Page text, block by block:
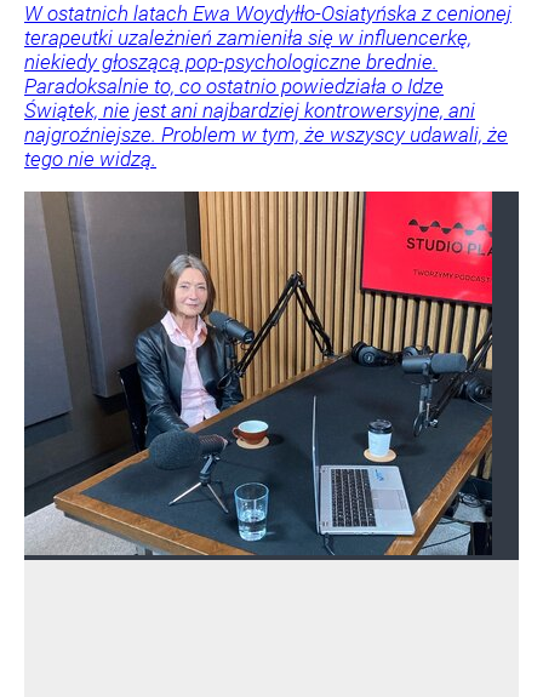
W ostatnich latach Ewa Woydyłło-Osiatyńska z cenionej
terapeutki uzależnień zamieniła się w influencerkę,
niekiedy głoszącą pop-psychologiczne brednie.
Paradoksalnie to, co ostatnio powiedziała o Idze
Świątek, nie jest ani najbardziej kontrowersyjne, ani
najgroźniejsze. Problem w tym, że wszyscy udawali, że
tego nie widzą.